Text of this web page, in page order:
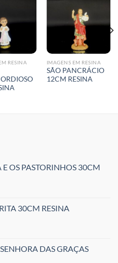
RESINA IMAGENS EM RESINA
SÃO PANCRÁCIO
12CM RESINA
OS PASTORINHOS 30CM
30CM RESINA
DAS GRAÇAS